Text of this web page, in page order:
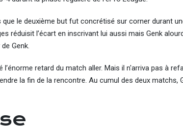
le deuxième but fut concrétisé sur corner durant
réduisit l’écart en inscrivant lui aussi mais Genk
Genk.
retard du match aller. Mais il n'arriva pas à
la fin de la rencontre. Au cumul des deux matchs,